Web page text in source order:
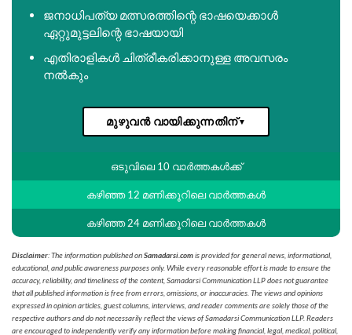
ജനാധിപത്യ മത്സരത്തിന്റെ ഭാഷയെക്കാൾ
ഏറ്റുമുട്ടലിന്റെ ഭാഷയായി
എതിരാളികൾ ചിത്രീകരിക്കാനുള്ള അവസരം
നൽകും
മുഴുവൻ വായിക്കുന്നതിന്▼
ഒടുവിലെ 10 വാർത്തകൾക്ക്
കഴിഞ്ഞ 12 മണിക്കൂറിലെ വാർത്തകൾ
കഴിഞ്ഞ 24 മണിക്കൂറിലെ വാർത്തകൾ
Disclaimer: The information published onSamadarsi.comis provided for general news, informational,
educational, and public awareness purposes only. While every reasonable effort is made to ensure the
accuracy, reliability, and timeliness of the content, Samadarsi Communication LLP does not guarantee
that all published information is free from errors, omissions, or inaccuracies. The views and opinions
expressed in opinion articles, guest columns, interviews, and reader comments are solely those of the
respective authors and do not necessarily reflect the views of Samadarsi Communication LLP. Readers
are encouraged to independently verify any information before making financial, legal, medical, political,